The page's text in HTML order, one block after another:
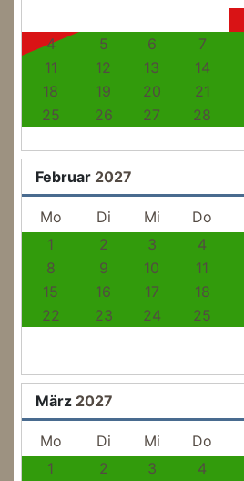
4
5 6 7
11
12 13 14
18
19 20 21
25
26 27 28
Februar 2027
Mo Di Mi Do
1
2 3 4
8
9 10 11
15
16 17 18
22
23 24 25
März 2027
Mo Di Mi Do
1
2 3 4